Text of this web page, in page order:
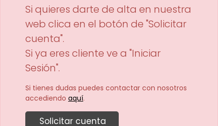
Si quieres darte de alta en nuestra
web clica en el botón de "Solicitar
cuenta".
Si ya eres cliente ve a "Iniciar
Sesión".
Si tienes dudas puedes contactar con nosotros
accediendo aquí.
Solicitar cuenta